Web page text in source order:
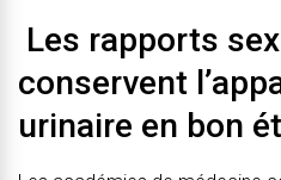
Les rapports
conservent
urinaire en bon